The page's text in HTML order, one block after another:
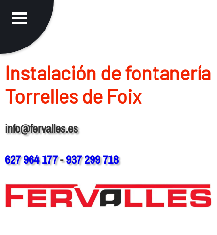
Instalación de fontanerí­a
Torrelles de Foix
info@fervalles.es
627 964 177-937 299 718